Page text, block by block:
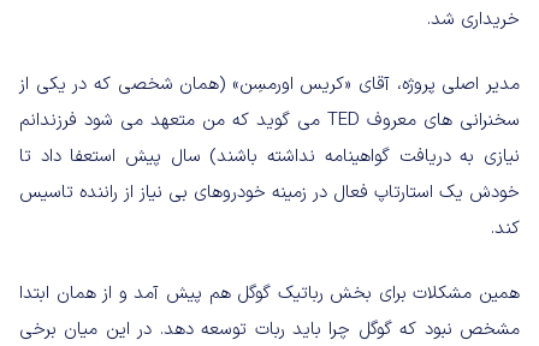
خریداری شد.
مدیر اصلی پروژه، آقای «کریس اورمسِن» (همان شخصی که در یکی از
سخنرانی های معروف TED می گوید که من متعهد می شود فرزندانم
نیازی به دریافت گواهینامه نداشته باشند) سال پیش استعفا داد تا
خودش یک استارتاپ فعال در زمینه خودروهای بی نیاز از راننده تاسیس
کند.
همین مشکلات برای بخش رباتیک گوگل هم پیش آمد و از همان ابتدا
مشخص نبود که گوگل چرا باید ربات توسعه دهد. در این میان برخی